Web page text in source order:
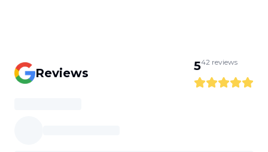
Reviews 542 reviews